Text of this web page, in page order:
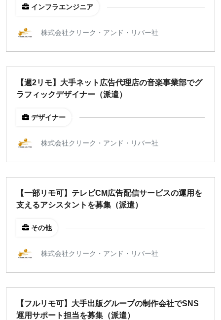
インフラエンジニア
株式会社クリーク・アンド・リバー社
【週2リモ】大手ネット広告代理店の音楽事業部でグ
ラフィックデザイナー（派遣）
デザイナー
株式会社クリーク・アンド・リバー社
【一部リモ可】テレビCM広告配信サービスの運用を
支えるアシスタントを募集（派遣）
その他
株式会社クリーク・アンド・リバー社
【フルリモ可】大手出版グループの制作会社でSNS
運用サポート担当を募集（派遣）